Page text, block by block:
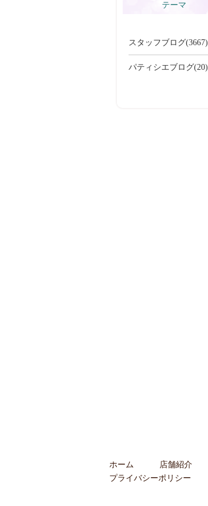
テーマ
スタッフブログ(3667)
パティシエブログ(20)
ホーム 店舗紹介
プライバシーポリシー